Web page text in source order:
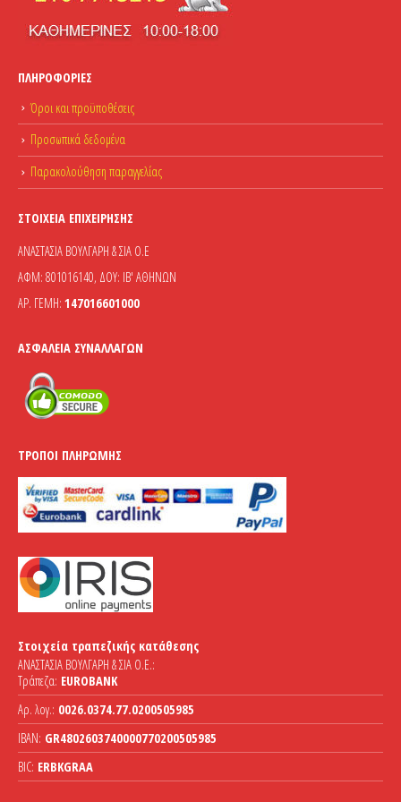
ΠΛΗΡΟΦΟΡΊΕΣ
Όροι και προϋποθέσεις
Προσωπικά δεδομένα
Παρακολούθηση παραγγελίας
ΣΤΟΙΧΕΊΑ ΕΠΙΧΕΊΡΗΣΗΣ
ΑΝΑΣΤΑΣΙΑ ΒΟΥΛΓΑΡΗ & ΣΙΑ Ο.Ε
ΑΦΜ: 801016140, ΔΟΥ: ΙΒ' ΑΘΗΝΩΝ
ΑΡ. ΓΕΜΗ: 147016601000
ΑΣΦΆΛΕΙΑ ΣΥΝΑΛΛΑΓΏΝ
ΤΡΌΠΟΙ ΠΛΗΡΩΜΉΣ
Στοιχεία τραπεζικής κατάθεσης
ΑΝΑΣΤΑΣΙΑ ΒΟΥΛΓΑΡΗ & ΣΙΑ Ο.Ε.:
Τράπεζα: EUROBANK
Αρ. λογ.: 0026.0374.77.0200505985
IBAN: GR4802603740000770200505985
BIC: ERBKGRAA